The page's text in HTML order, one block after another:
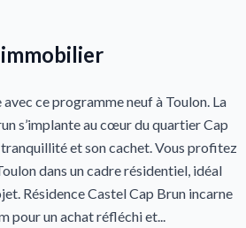
ce programme neuf à Toulon. La
s’implante au cœur du quartier Cap
et son cachet. Vous profitez
dans un cadre résidentiel, idéal
Résidence Castel Cap Brun incarne
pour un achat réfléchi et...